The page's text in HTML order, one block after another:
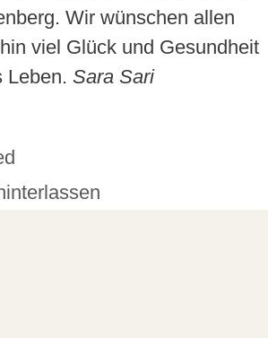
Wir wünschen allen
viel Glück und Gesundheit
Leben. Sara Sari